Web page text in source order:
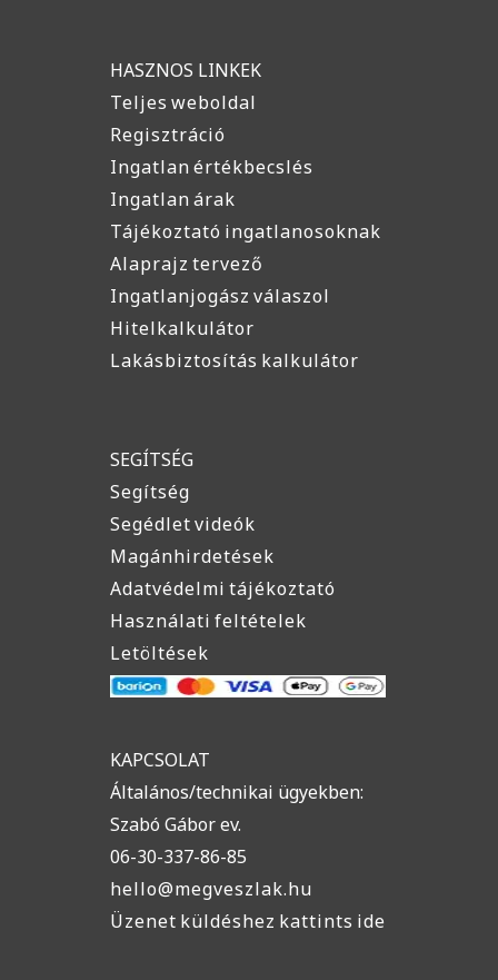
HASZNOS LINKEK
Teljes weboldal
Regisztráció
Ingatlan értékbecslés
Ingatlan árak
Tájékoztató ingatlanosoknak
Alaprajz tervező
Ingatlanjogász válaszol
Hitelkalkulátor
Lakásbiztosítás kalkulátor
SEGÍTSÉG
Segítség
Segédlet videók
Magánhirdetések
Adatvédelmi tájékoztató
Használati feltételek
Letöltések
KAPCSOLAT
Általános/technikai ügyekben:
Szabó Gábor ev.
06-30-337-86-85
hello@megveszlak.hu
Üzenet küldéshez kattints ide